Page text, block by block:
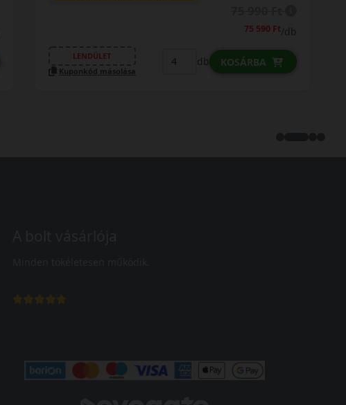
75 590 Ft/db
LENDÜLET
Kuponkód másolása
db KOSÁRBA